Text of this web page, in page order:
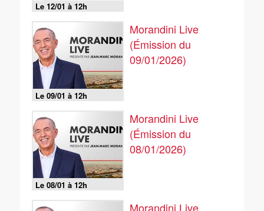
Le 12/01 à 12h
Le 09/01 à 12h
Morandini Live
(Émission du
09/01/2026)
Le 08/01 à 12h
Morandini Live
(Émission du
08/01/2026)
Morandini Live